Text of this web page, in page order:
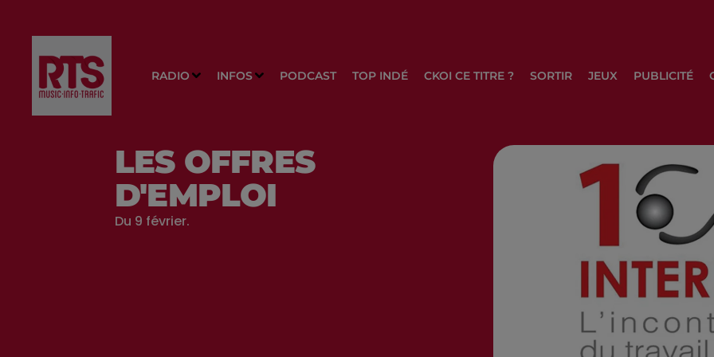
RADIO INFOS PODCAST TOP INDÉ CKOI CE TITRE ? SORTIR JEUX PUBLICITÉ
LES OFFRES
D'EMPLOI
Du 9 février.